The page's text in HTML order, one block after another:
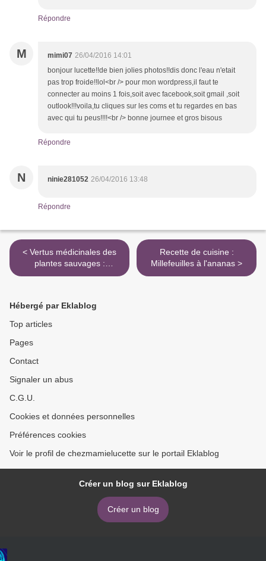
Répondre
M mimi07 26/04/2016 14:01
bonjour lucette!!de bien jolies photos!!dis donc l'eau n'etait
pas trop froide!!lol<br /> pour mon wordpress,il faut te
connecter au moins 1 fois,soit avec facebook,soit gmail ,soit
outlook!!!voila,tu cliques sur les coms et tu regardes en bas
avec qui tu peus!!!!<br /> bonne journee et gros bisous
Répondre
N ninie281052 26/04/2016 13:48
Répondre
< Vertus médicinales des
plantes sauvages :
Grassette
Recette de cuisine :
Millefeuilles à l'ananas >
Hébergé par Eklablog
Top articles
Pages
Contact
Signaler un abus
C.G.U.
Cookies et données personnelles
Préférences cookies
Voir le profil de chezmamielucette sur le portail Eklablog
Créer un blog sur Eklablog
Créer un blog